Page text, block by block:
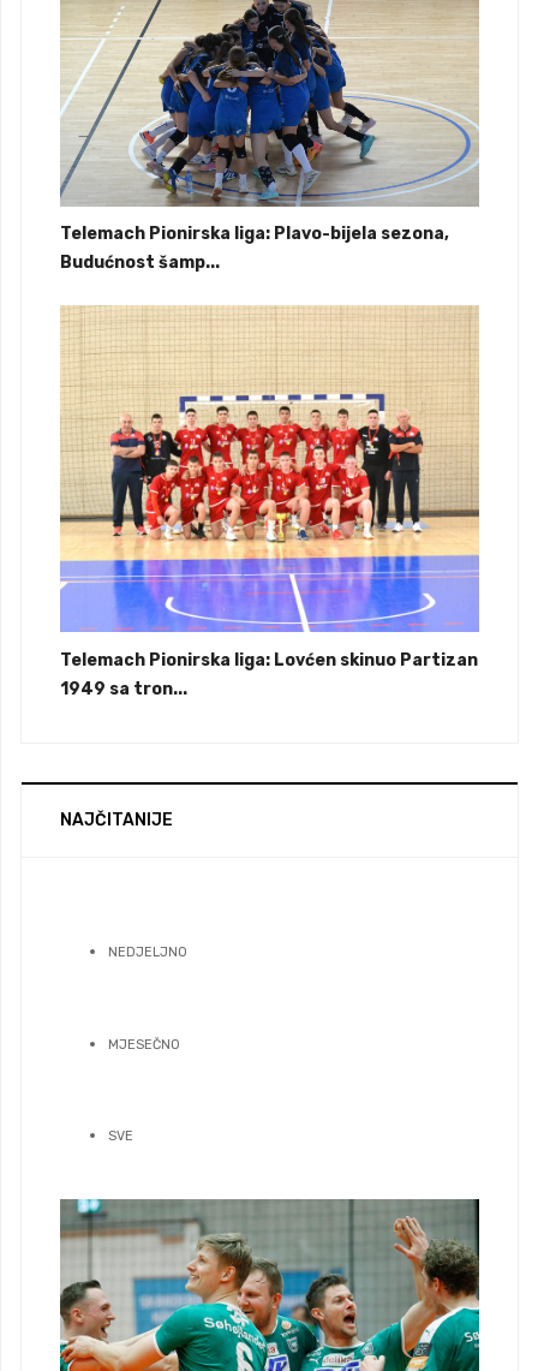
Telemach Pionirska liga: Plavo-bijela sezona,
Budućnost šamp...
Telemach Pionirska liga: Lovćen skinuo Partizan
1949 sa tron...
NAJČITANIJE
NEDJELJNO
MJESEČNO
SVE